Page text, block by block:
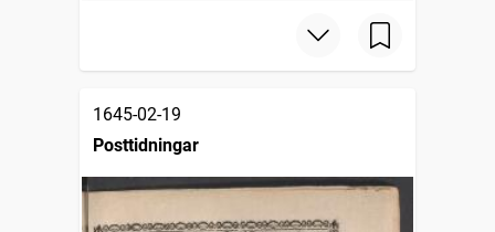
1645-02-19
Posttidningar